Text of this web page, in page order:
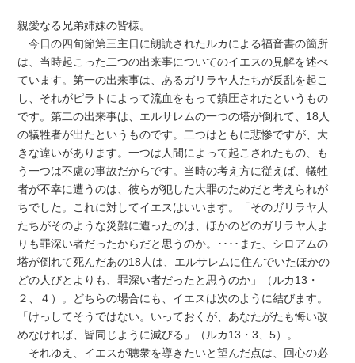
親愛なる兄弟姉妹の皆様。
今日の四旬節第三主日に朗読されたルカによる福音書の箇所
は、当時起こった二つの出来事についてのイエスの見解を述べ
ています。第一の出来事は、あるガリラヤ人たちが反乱を起こ
し、それがピラトによって流血をもって鎮圧されたというもの
です。第二の出来事は、エルサレムの一つの塔が倒れて、18人
の犠牲者が出たというものです。二つはともに悲惨ですが、大
きな違いがあります。一つは人間によって起こされたもの、も
う一つは不慮の事故だからです。当時の考え方に従えば、犠牲
者が不幸に遭うのは、彼らが犯した大罪のためだと考えられが
ちでした。これに対してイエスはいいます。「そのガリラヤ人
たちがそのような災難に遭ったのは、ほかのどのガリラヤ人よ
りも罪深い者だったからだと思うのか。････また、シロアムの
塔が倒れて死んだあの18人は、エルサレムに住んでいたほかの
どの人びとよりも、罪深い者だったと思うのか」（ルカ13・
２、４）。どちらの場合にも、イエスは次のように結びます。
「けっしてそうではない。いっておくが、あなたがたも悔い改
めなければ、皆同じように滅びる」（ルカ13・3、5）。
それゆえ、イエスが聴衆を導きたいと望んだ点は、回心の必